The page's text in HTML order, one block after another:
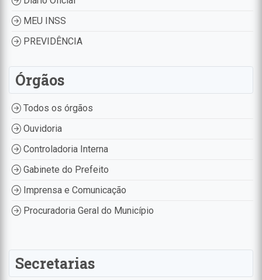
MEU INSS
PREVIDÊNCIA
Órgãos
Todos os órgãos
Ouvidoria
Controladoria Interna
Gabinete do Prefeito
Imprensa e Comunicação
Procuradoria Geral do Município
Secretarias